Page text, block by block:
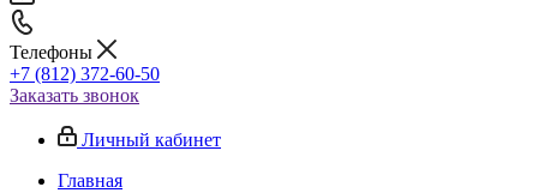
Телефоны
+7 (812) 372-60-50
Заказать звонок
Личный кабинет
Главная